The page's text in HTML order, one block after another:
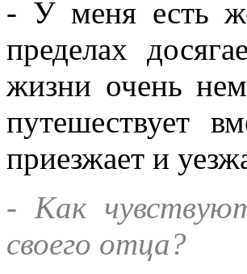
- У меня есть
пределах
жизни очень
путешествует
приезжает и
- Как
своего отца?